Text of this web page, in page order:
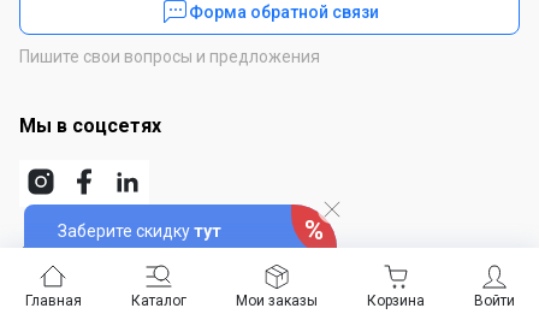
Главная Каталог Войти
Мои заказы Корзина
Заберите скидкутут
Форма обратной связи
Пишите свои вопросы и предложения
Мы в соцсетях
Скачайте приложение